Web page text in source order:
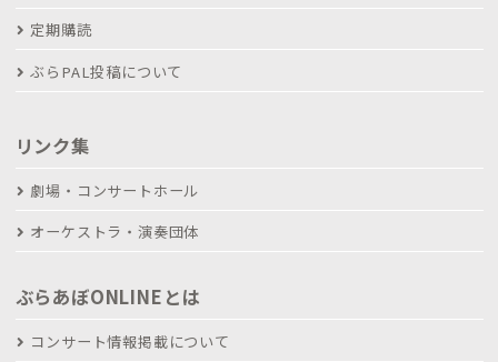
定期購読
ぶらPAL投稿について
リンク集
劇場・コンサートホール
オーケストラ・演奏団体
ぶらあぼONLINEとは
コンサート情報掲載について